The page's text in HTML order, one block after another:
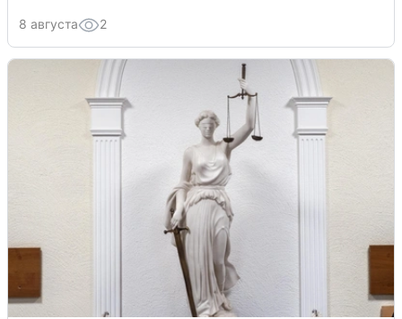
8 августа 2